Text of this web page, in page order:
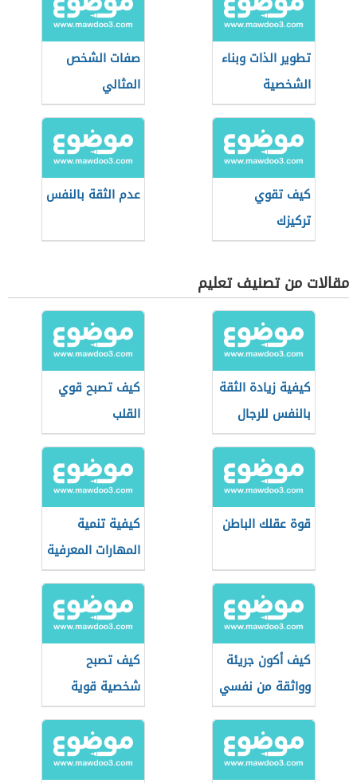
تطوير الذات وبناء
الشخصية
صفات الشخص
المثالي
كيف تقوي
تركيزك
عدم الثقة بالنفس
مقالات من تصنيف تعليم
كيفية زيادة الثقة
بالنفس للرجال
كيف تصبح قوي
القلب
قوة عقلك الباطن
كيفية تنمية
المهارات المعرفية
عند الأطفال
كيف أكون جريئة
وواثقة من نفسي
كيف تصبح
شخصية قوية